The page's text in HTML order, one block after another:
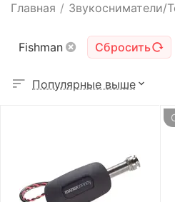
Главная / Звукосниматели/
Fishman Сбросить
Популярные выше